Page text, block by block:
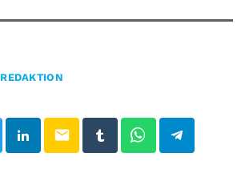
REDAKTION
email